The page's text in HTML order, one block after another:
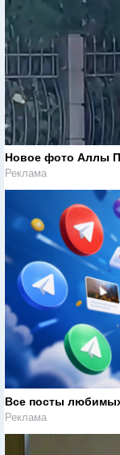
Новое фото Аллы
Реклама
Все посты
Реклама